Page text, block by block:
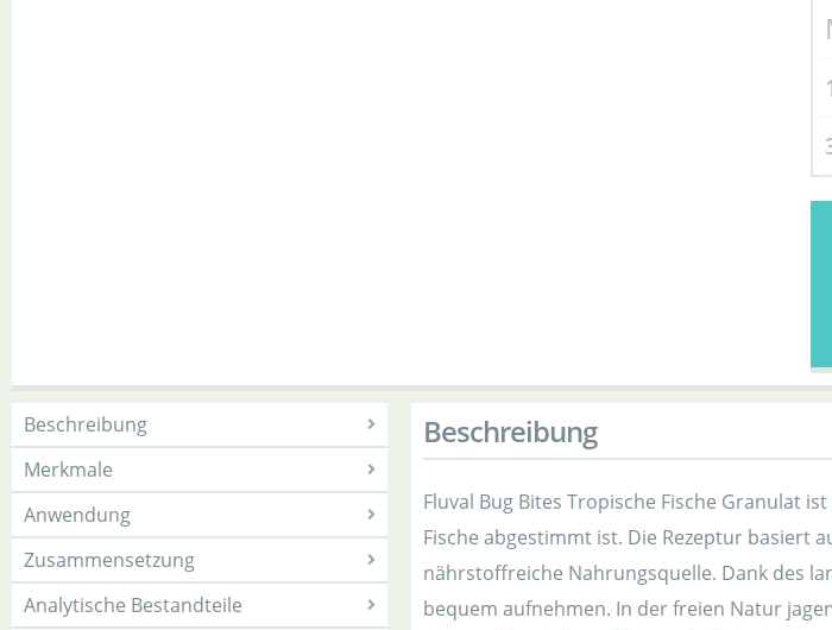
Beschreibung
Merkmale
Anwendung
Zusammensetzung
Analytische Bestandteile
Beschreibung
Fluval Bug Bites Tropische Fische Granulat
Fische abgestimmt ist. Die Rezeptur basiert
nährstoffreiche Nahrungsquelle. Dank des
bequem aufnehmen. In der freien Natur